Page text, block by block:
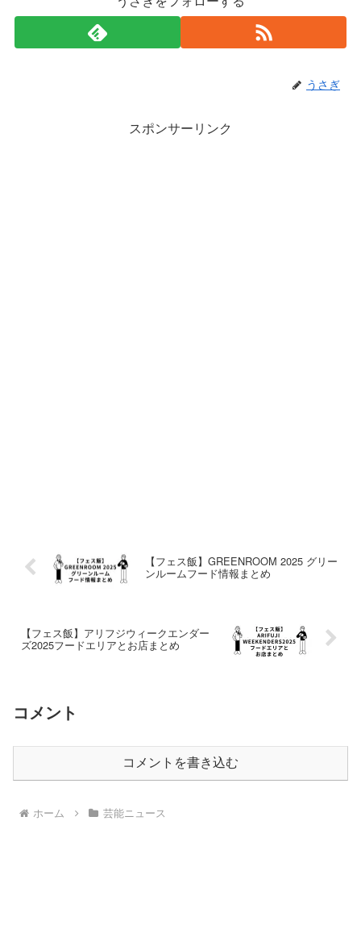
うさぎ
スポンサーリンク
【フェス飯】GREENROOM 2025 グリー
ンルームフード情報まとめ
【フェス飯】アリフジウィークエンダー
ズ2025フードエリアとお店まとめ
コメント
コメントを書き込む
ホーム 芸能ニュース